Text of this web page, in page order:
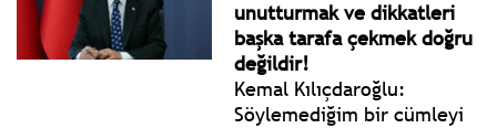
devriyesinde mesaj
yayımladı.
unutturmak ve dikkatleri
başka tarafa çekmek doğru
değildir!
Kemal Kılıçdaroğlu:
Söylemediğim bir cümleyi